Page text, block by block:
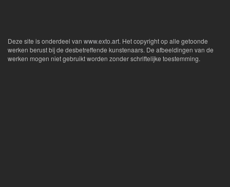
Deze site is onderdeel van www.exto.art. Het copyright op alle getoonde
werken berust bij de desbetreffende kunstenaars. De afbeeldingen van de
werken mogen niet gebruikt worden zonder schriftelijke toestemming.